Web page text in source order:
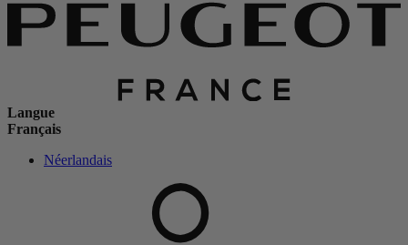
Langue
Français
Néerlandais